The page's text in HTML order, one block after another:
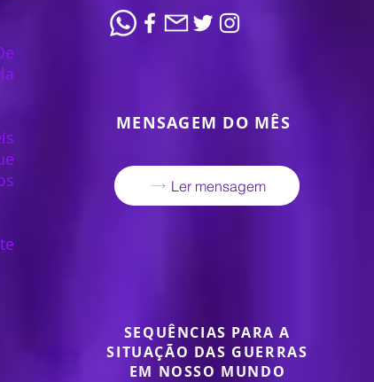
SEQUÊNCIAS PARA A
SITUAÇÃO DAS GUERRAS
EM NOSSO MUNDO
MENSAGEM DO MÊS
Ler mensagem